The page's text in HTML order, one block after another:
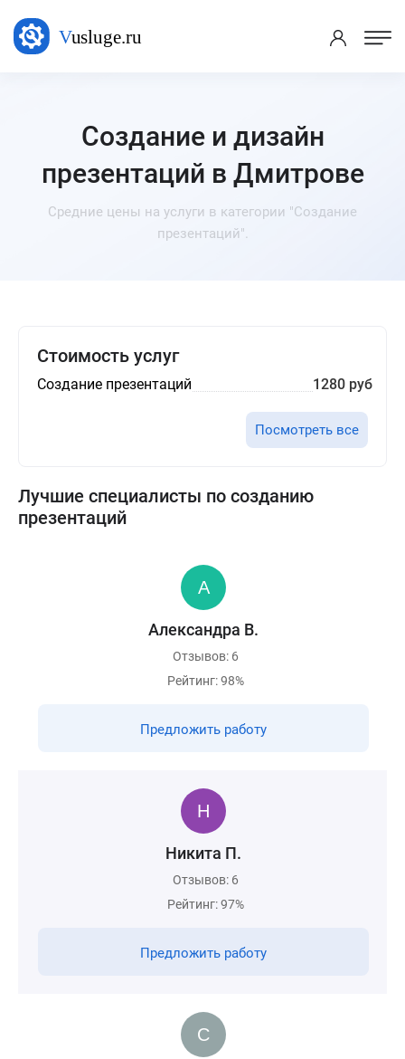
Создание и дизайн
презентаций в Дмитрове
Средние цены на услуги в категории "Создание
презентаций".
Стоимость услуг
Создание презентаций 1280 руб
Посмотреть все
Лучшие специалисты по созданию
презентаций
Александра В.
Отзывов: 6
Рейтинг: 98%
Предложить работу
Никита П.
Отзывов: 6
Рейтинг: 97%
Предложить работу